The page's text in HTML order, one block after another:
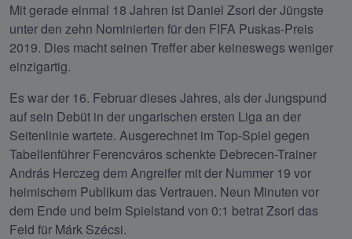
Mit gerade einmal 18 Jahren ist Daniel Zsori der Jüngste
unter den zehn Nominierten für den FIFA Puskas-Preis
2019. Dies macht seinen Treffer aber keineswegs weniger
einzigartig.
Es war der 16. Februar dieses Jahres, als der Jungspund
auf sein Debüt in der ungarischen ersten Liga an der
Seitenlinie wartete. Ausgerechnet im Top-Spiel gegen
Tabellenführer Ferencváros schenkte Debrecen-Trainer
András Herczeg dem Angreifer mit der Nummer 19 vor
heimischem Publikum das Vertrauen. Neun Minuten vor
dem Ende und beim Spielstand von 0:1 betrat Zsori das
Feld für Márk Szécsi.